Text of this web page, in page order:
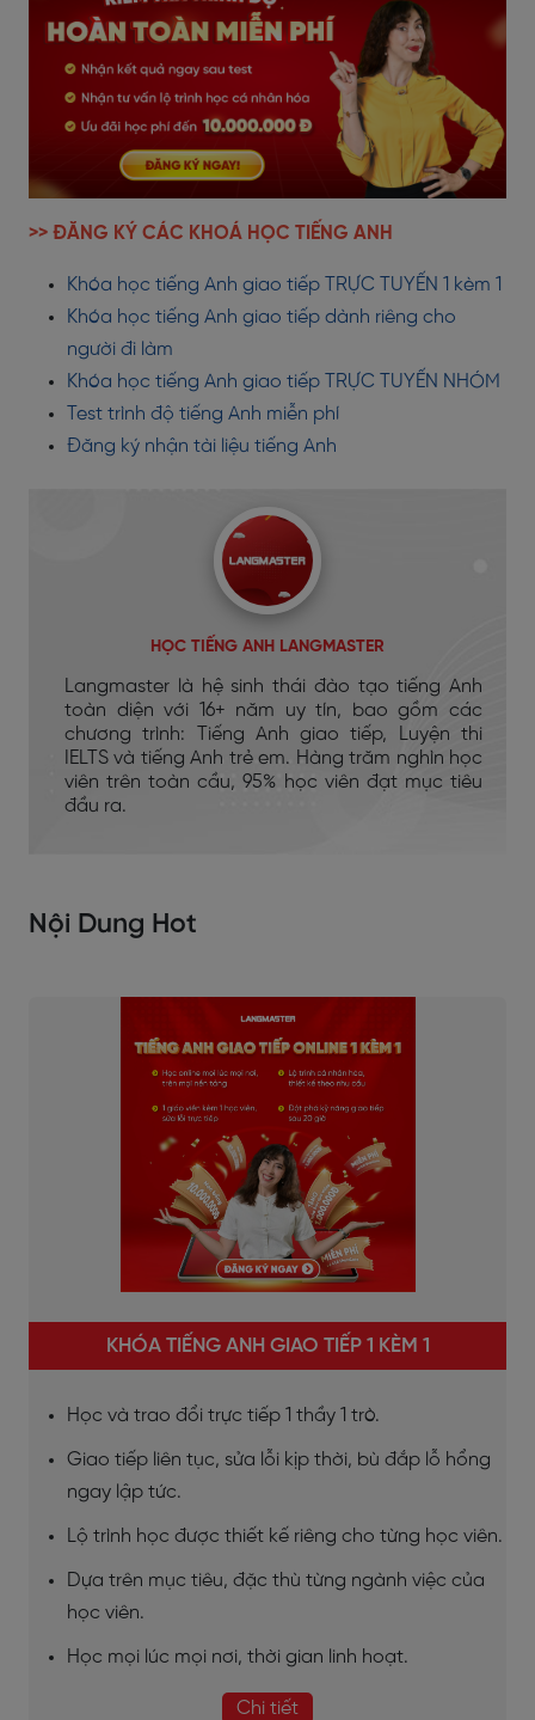
>> ĐĂNG KÝ CÁC KHOÁ HỌC TIẾNG ANH
Khóa học tiếng Anh giao tiếp TRỰC TUYẾN 1 kèm 1
Khóa học tiếng Anh giao tiếp dành riêng cho
người đi làm
Khóa học tiếng Anh giao tiếp TRỰC TUYẾN NHÓM
Test trình độ tiếng Anh miễn phí
Đăng ký nhận tài liệu tiếng Anh
HỌC TIẾNG ANH LANGMASTER
Langmaster là hệ sinh thái đào tạo tiếng Anh
toàn diện với 16+ năm uy tín, bao gồm các
chương trình: Tiếng Anh giao tiếp, Luyện thi
IELTS và tiếng Anh trẻ em. Hàng trăm nghìn học
viên trên toàn cầu, 95% học viên đạt mục tiêu
đầu ra.
Nội Dung Hot
KHÓA TIẾNG ANH GIAO TIẾP 1 KÈM 1
Học và trao đổi trực tiếp 1 thầy 1 trò.
Giao tiếp liên tục, sửa lỗi kịp thời, bù đắp lỗ hổng
ngay lập tức.
Lộ trình học được thiết kế riêng cho từng học viên.
Dựa trên mục tiêu, đặc thù từng ngành việc của
học viên.
Học mọi lúc mọi nơi, thời gian linh hoạt.
Chi tiết